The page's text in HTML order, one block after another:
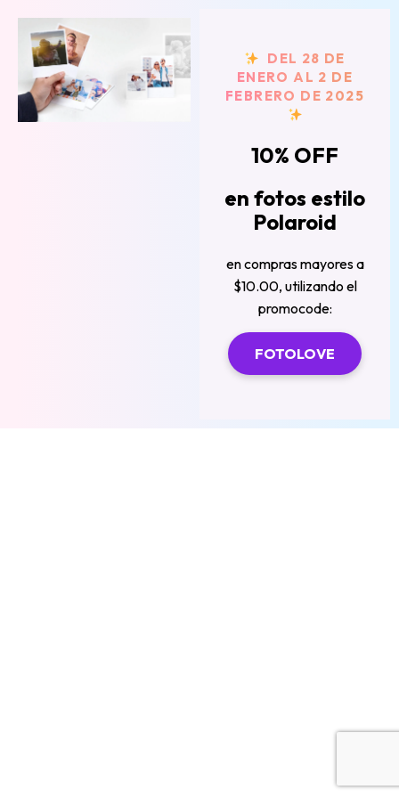
DEL 28 DE
ENERO AL 2 DE
FEBRERO DE 2025
10% OFF
en fotos estilo
Polaroid
en compras mayores a
$10.00, utilizando el
promocode:
FOTOLOVE